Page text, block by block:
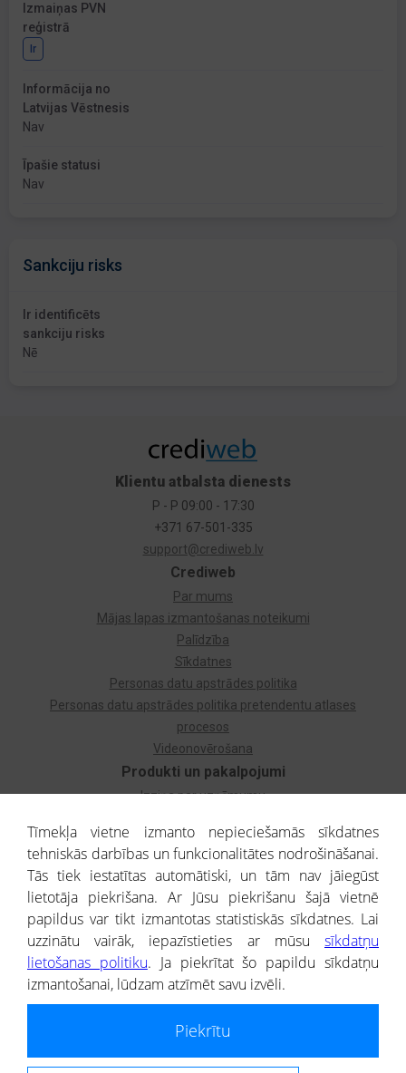
Izmaiņas PVN
reģistrā
Ir
Informācija no
Latvijas Vēstnesis
Nav
Īpašie statusi
Nav
Sankciju risks
Ir identificēts
sankciju risks
Nē
Produkti un pakalpojumi
Izziņa par uzņēmumu
Dzimtas koks
Uzņēmumu atlase
Monitorings
Kredītizziņa par ārvalstu uzņēmumiem
Crediweb
Par mums
Mājas lapas izmantošanas noteikumi
Palīdzība
Sīkdatnes
Personas datu apstrādes politika
Personas datu apstrādes politika pretendentu atlases
procesos
Videonovērošana
Klientu atbalsta dienests
P - P 09:00 - 17:30
+371 67-501-335
support@crediweb.lv
® CREDITREFORM Latvija
SIA
Portāla ietvaros saņemtajai informācijai ir uzziņas raksturs, un tai nav
Tīmekļa vietne izmanto nepieciešamās sīkdatnes
tehniskās darbības un funkcionalitātes nodrošināšanai.
Tās tiek iestatītas automātiski, un tām nav jāiegūst
lietotāja piekrišana. Ar Jūsu piekrišanu šajā vietnē
papildus var tikt izmantotas statistiskās sīkdatnes. Lai
uzzinātu vairāk, iepazīstieties ar mūsu sīkdatņu
lietošanas politiku. Ja piekrītat šo papildu sīkdatņu
izmantošanai, lūdzam atzīmēt savu izvēli.
Piekrītu